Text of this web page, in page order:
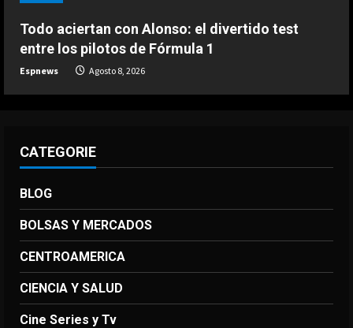
una discoteca
Agosto 7, 2026
Todo aciertan con Alonso: el divertido test
entre los pilotos de Fórmula 1
Espnews Agosto 8, 2026
CATEGORIE
BLOG
BOLSAS Y MERCADOS
CENTROAMERICA
CIENCIA Y SALUD
Cine Series y Tv